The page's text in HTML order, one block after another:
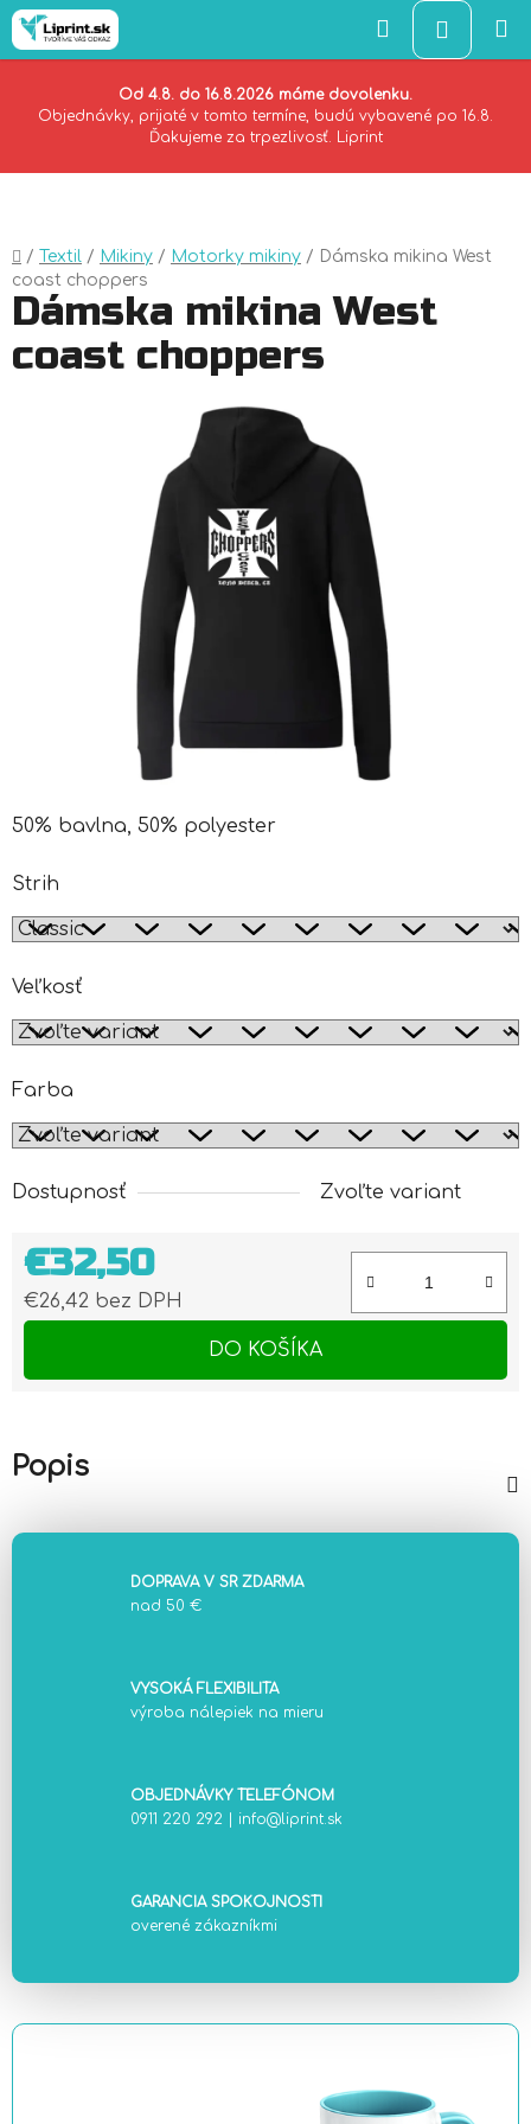
Od 4.8. do 16.8.2026 máme dovolenku.
Objednávky, prijaté v tomto termíne, budú vybavené po 16.8.
Ďakujeme za trpezlivosť. Liprint
Hľadať
KOŠÍK
Domov
/ Textil / Mikiny / Motorky mikiny / Dámska mikina West
coast choppers
50% bavlna, 50% polyester
Strih
Veľkosť
Farba
Dostupnosť Zvoľte variant
€32,50
€26,42 bez DPH
DO KOŠÍKA
Dámska mikina West
coast choppers
Popis
DOPRAVA V SR ZDARMA
nad 50 €
VYSOKÁ FLEXIBILITA
výroba nálepiek na mieru
OBJEDNÁVKY TELEFÓNOM
0911 220 292
info@liprint.sk
GARANCIA SPOKOJNOSTI
overené zákazníkmi